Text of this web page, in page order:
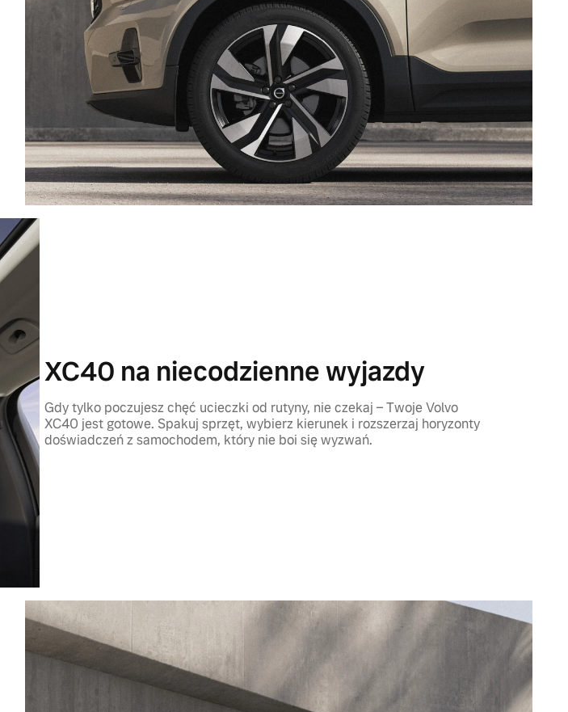
XC40 na niecodzienne wyjazdy
Gdy tylko poczujesz chęć ucieczki od rutyny, nie czekaj – Twoje Volvo
XC40 jest gotowe. Spakuj sprzęt, wybierz kierunek i rozszerzaj horyzonty
doświadczeń z samochodem, który nie boi się wyzwań.